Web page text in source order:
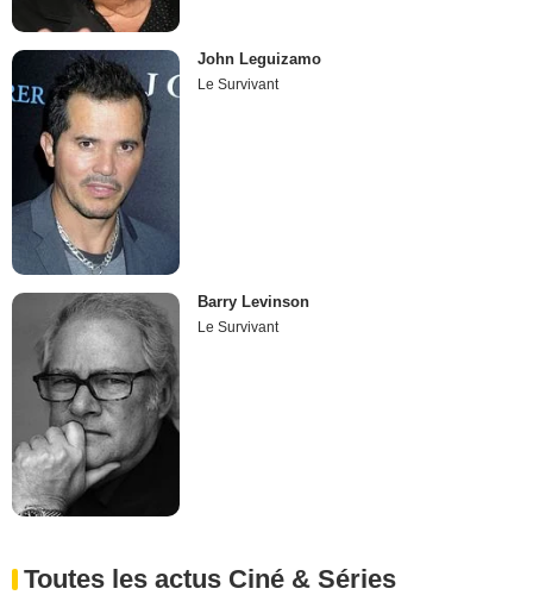
John Leguizamo
Le Survivant
Barry Levinson
Le Survivant
Toutes les actus Ciné & Séries